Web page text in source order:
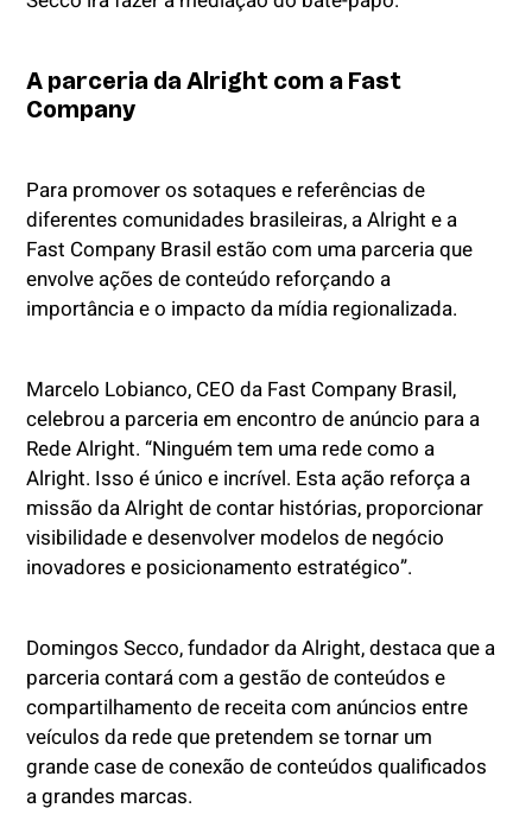
A parceria da Alright com a Fast
Company
Para promover os sotaques e referências de
diferentes comunidades brasileiras, a Alright e a
Fast Company Brasil estão com uma parceria que
envolve ações de conteúdo reforçando a
importância e o impacto da mídia regionalizada.
Marcelo Lobianco, CEO da Fast Company Brasil,
celebrou a parceria em encontro de anúncio para a
Rede Alright. “Ninguém tem uma rede como a
Alright. Isso é único e incrível. Esta ação reforça a
missão da Alright de contar histórias, proporcionar
visibilidade e desenvolver modelos de negócio
inovadores e posicionamento estratégico”.
Domingos Secco, fundador da Alright, destaca que a
parceria contará com a gestão de conteúdos e
compartilhamento de receita com anúncios entre
veículos da rede que pretendem se tornar um
grande case de conexão de conteúdos qualificados
a grandes marcas.